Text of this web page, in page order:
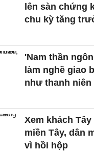
lên sàn chứng
chu kỳ tăng
'Nam thần
làm nghề giao
như thanh niên
Xem khách
miền Tây, dân
vì hồi hộp